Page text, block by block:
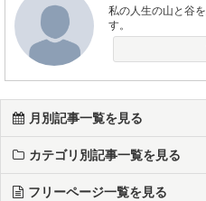
私の人生の山と谷
す。
月別記事一覧を見る
カテゴリ別記事一覧を見る
フリーページ一覧を見る